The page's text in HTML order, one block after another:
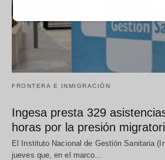
FRONTERA E INMIGRACIÓN
Ingesa presta 329
horas por la presión
El Instituto Nacional de Gestión Sanitaria
jueves que, en el marco…